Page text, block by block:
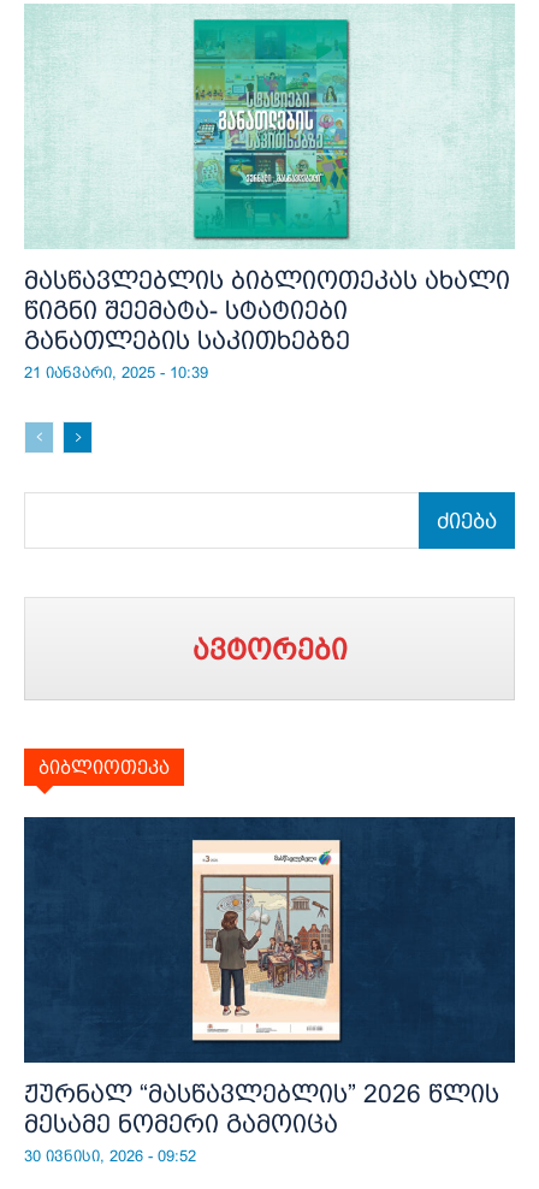
მასწავლებლის ბიბლიოთეკას ახალი
წიგნი შეემატა- სტატიები
განათლების საკითხებზე
21 იანვარი, 2025 - 10:39
ძიება
ავტორები
ბიბლიოთეკა
ჟურნალ “მასწავლებლის” 2026 წლის
მესამე ნომერი გამოიცა
30 ივნისი, 2026 - 09:52